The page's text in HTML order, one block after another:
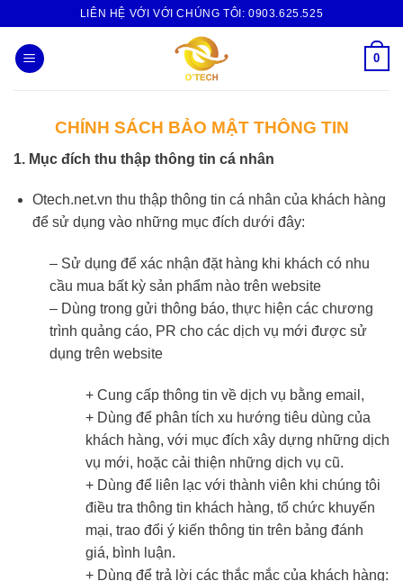
content
LIÊN HỆ VỚI VỚI CHÚNG TÔI: 0903.625.525
0
CHÍNH SÁCH BẢO MẬT THÔNG TIN
1. Mục đích thu thập thông tin cá nhân
Otech.net.vn thu thập thông tin cá nhân của khách hàng
để sử dụng vào những mục đích dưới đây:
– Sử dụng để xác nhận đặt hàng khi khách có nhu
cầu mua bất kỳ sản phẩm nào trên website
– Dùng trong gửi thông báo, thực hiện các chương
trình quảng cáo, PR cho các dịch vụ mới được sử
dụng trên website
+ Cung cấp thông tin về dịch vụ bằng email,
+ Dùng để phân tích xu hướng tiêu dùng của
khách hàng, với mục đích xây dựng những dịch
vụ mới, hoặc cải thiện những dịch vụ cũ.
+ Dùng để liên lạc với thành viên khi chúng tôi
điều tra thông tin khách hàng, tổ chức khuyến
mại, trao đổi ý kiến thông tin trên bảng đánh
giá, bình luận.
+ Dùng để trả lời các thắc mắc của khách hàng: